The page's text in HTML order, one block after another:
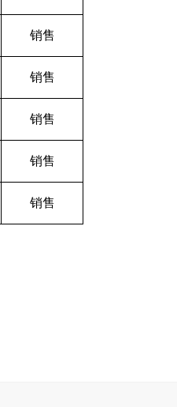
销售
销售
销售
销售
销售